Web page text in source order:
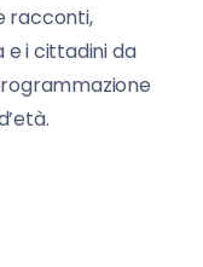
racconti,
e i cittadini da